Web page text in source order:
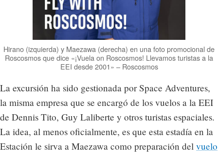
Hirano (izquierda) y Maezawa (derecha) en una foto promocional de
Roscosmos que dice «¡Vuela on Roscosmos! Llevamos turistas a la
EEI desde 2001» – Roscosmos
La excursión ha sido gestionada por Space Adventures,
la misma empresa que se encargó de los vuelos a la EEI
de Dennis Tito, Guy Laliberte y otros turistas espaciales.
La idea, al menos oficialmente, es que esta estadía en la
Estación le sirva a Maezawa como preparación del vuelo